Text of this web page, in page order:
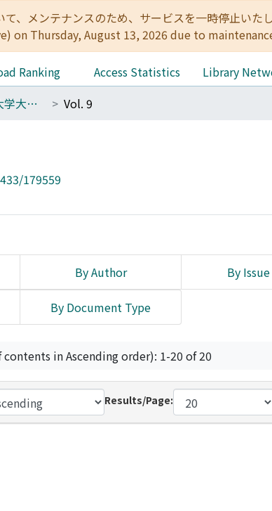
て、メンテナンスのため、サービスを一時停止い
on Thursday, August 13, 2026 due to
Ranking Access Statistics
Library
文明構造論 : 京都大学大学院人間・環境学研究科現代文明論講座文明構造論分野論集 Vol. 9
179559
By Author By
By Document Type
in Ascending order): 1-20 of 20
Results/Page: